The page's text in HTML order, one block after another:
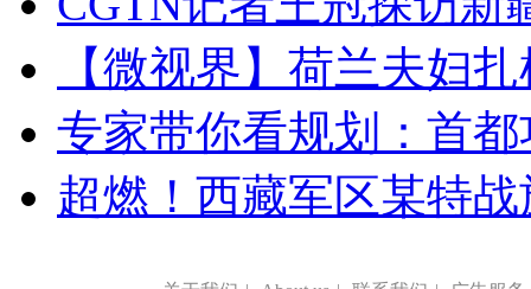
【微视界】荷兰夫妇
专家带你看规划：首
超燃！西藏军区某特